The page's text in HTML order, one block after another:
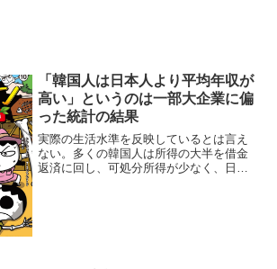
「韓国人は日本人より平均年収が
高い」というのは一部大企業に偏
った統計の結果
実際の生活水準を反映しているとは言え
ない。多くの韓国人は所得の大半を借金
返済に回し、可処分所得が少なく、日本